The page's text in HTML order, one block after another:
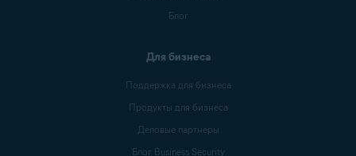
Блог
Для бизнеса
Поддержка для бизнеса
Продукты для бизнеса
Деловые партнеры
Блог Business Security